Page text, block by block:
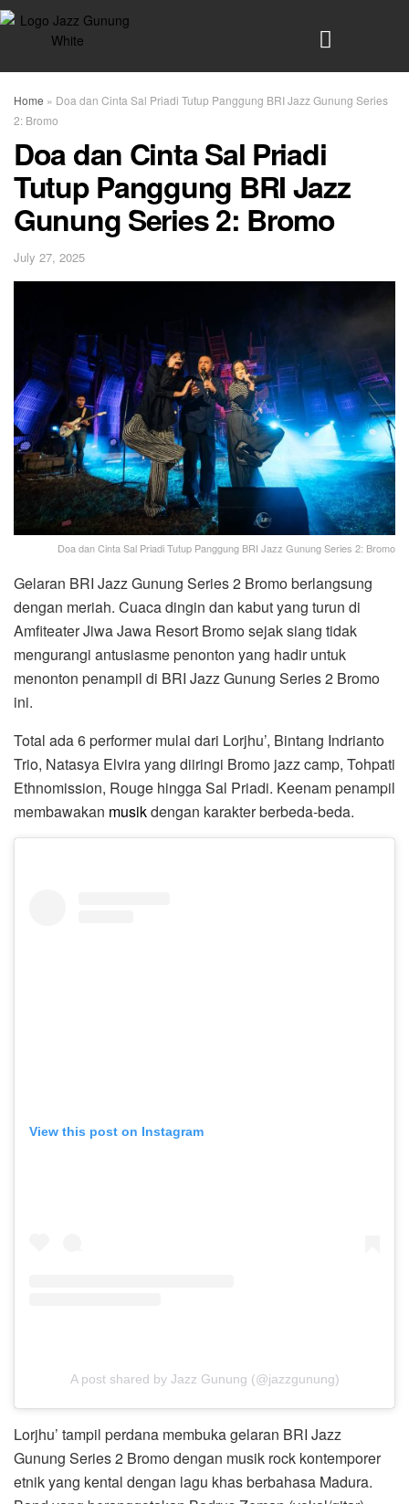
Home » Doa dan Cinta Sal Priadi Tutup Panggung BRI Jazz Gunung Series
2: Bromo
Doa dan Cinta Sal Priadi
Tutup Panggung BRI Jazz
Gunung Series 2: Bromo
July 27, 2025
Doa dan Cinta Sal Priadi Tutup Panggung BRI Jazz Gunung Series 2: Bromo
Gelaran BRI Jazz Gunung Series 2 Bromo berlangsung
dengan meriah. Cuaca dingin dan kabut yang turun di
Amfiteater Jiwa Jawa Resort Bromo sejak siang tidak
mengurangi antusiasme penonton yang hadir untuk
menonton penampil di BRI Jazz Gunung Series 2 Bromo
ini.
Total ada 6 performer mulai dari Lorjhu’, Bintang Indrianto
Trio, Natasya Elvira yang diiringi Bromo jazz camp, Tohpati
Ethnomission, Rouge hingga Sal Priadi. Keenam penampil
membawakan musikdengan karakter berbeda-beda.
View this post on Instagram
A post shared by Jazz Gunung (@jazzgunung)
Lorjhu’ tampil perdana membuka gelaran BRI Jazz
Gunung Series 2 Bromo dengan musik rock kontemporer
etnik yang kental dengan lagu khas berbahasa Madura.